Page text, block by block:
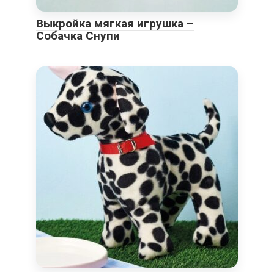
Выкройка мягкая игрушка –
Собачка Снупи